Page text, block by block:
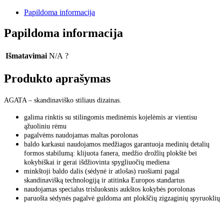
Papildoma informacija
Papildoma informacija
Išmatavimai N/A ?
Produkto aprašymas
AGATA – skandinaviško stiliaus dizainas.
galima rinktis su stilingomis medinėmis kojelėmis ar vientisu
ąžuoliniu rėmu
pagalvėms naudojamas maltas porolonas
baldo karkasui naudojamos medžiagos garantuoja medinių detalių
formos stabilumą: klijuota fanera, medžio drožlių plokštė bei
kokybiškai ir gerai išdžiovinta spygliuočių mediena
minkštoji baldo dalis (sėdynė ir atlošas) ruošiami pagal
skandinavišką technologiją ir atitinka Europos standartus
naudojamas specialus trisluoksnis aukštos kokybės porolonas
paruošta sėdynės pagalvė guldoma ant plokščių zigzaginių spyruoklių